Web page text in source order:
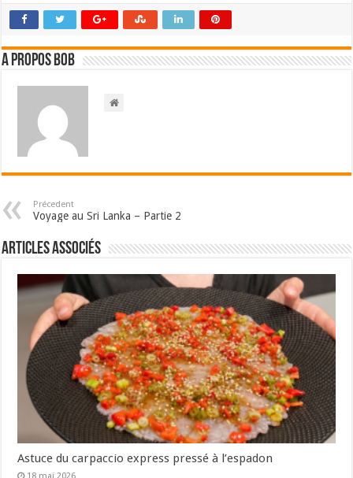
A propos bOb
Précedent
Voyage au Sri Lanka – Partie 2
Articles associés
Astuce du carpaccio express pressé à l’espadon
18 mai 2026